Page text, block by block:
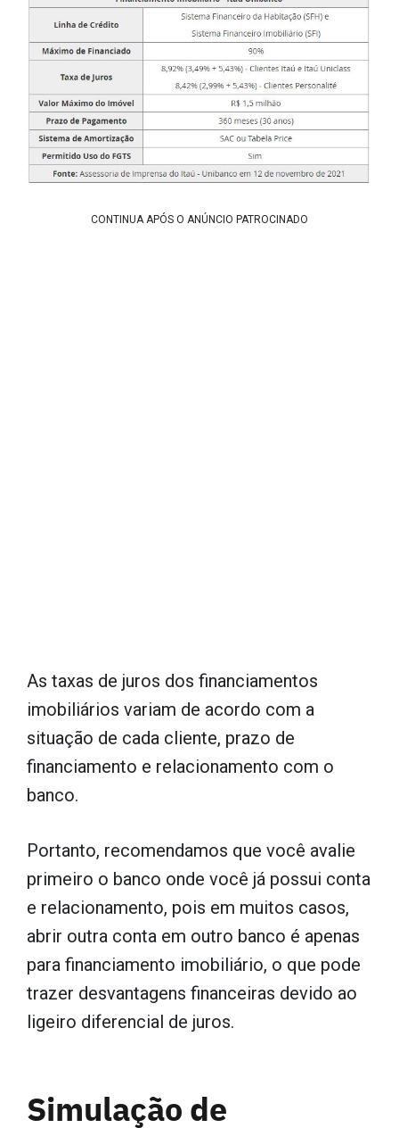
CONTINUA APÓS O ANÚNCIO PATROCINADO
As taxas de juros dos financiamentos
imobiliários variam de acordo com a
situação de cada cliente, prazo de
financiamento e relacionamento com o
banco.
Portanto, recomendamos que você avalie
primeiro o banco onde você já possui conta
e relacionamento, pois em muitos casos,
abrir outra conta em outro banco é apenas
para financiamento imobiliário, o que pode
trazer desvantagens financeiras devido ao
ligeiro diferencial de juros.
Simulação de